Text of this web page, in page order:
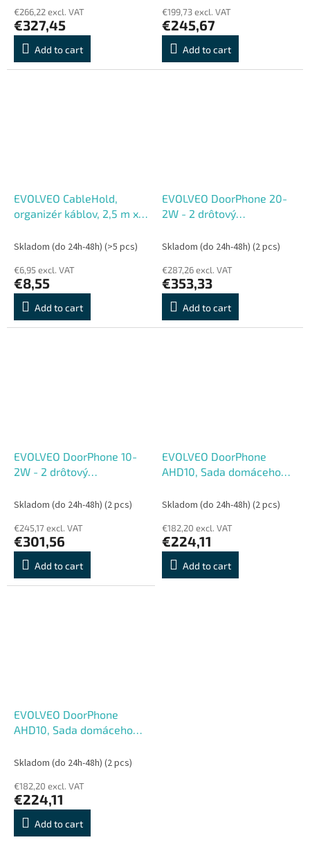
€266,22 excl. VAT
€327,45
Add to cart
€199,73 excl. VAT
€245,67
Add to cart
EVOLVEO CableHold,
organizér káblov, 2,5 m x 2
Skladom (do 24h-48h) (>5 pcs)
€6,95 excl. VAT
€8,55
Add to cart
EVOLVEO DoorPhone 20-
2W - 2 drôtový
pre dve domácnosti a
Skladom (do 24h-48h) (2 pcs)
€287,26 excl. VAT
€353,33
Add to cart
EVOLVEO DoorPhone 10-
2W - 2 drôtový
32GB pamäťou
Skladom (do 24h-48h) (2 pcs)
€245,17 excl. VAT
€301,56
Add to cart
EVOLVEO DoorPhone
AHD10, Sada domáceho
ovládaním dverí a RFID,
Skladom (do 24h-48h) (2 pcs)
€182,20 excl. VAT
€224,11
Add to cart
EVOLVEO DoorPhone
AHD10, Sada domáceho
ovládaním dverí a RFID,
Skladom (do 24h-48h) (2 pcs)
€182,20 excl. VAT
€224,11
Add to cart